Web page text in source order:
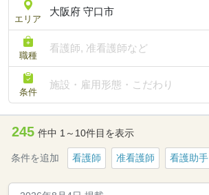
エリア
大阪府 守口市
職種
看護師, 准看護師など
条件
施設・雇用形態・こだわり
245 件中 1～10件目を表示
条件を追加 看護師 准看護師 看護助手